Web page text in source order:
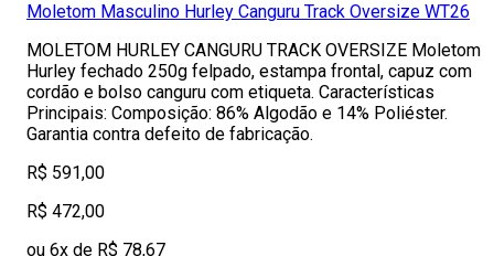
Moletom Masculino Hurley Canguru Track Oversize WT26
MOLETOM HURLEY CANGURU TRACK OVERSIZE Moletom
Hurley fechado 250g felpado, estampa frontal, capuz com
cordão e bolso canguru com etiqueta. Características
Principais: Composição: 86% Algodão e 14% Poliéster.
Garantia contra defeito de fabricação.
R$ 591,00
R$ 472,00
ou 6x de R$ 78,67